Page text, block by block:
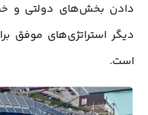
دادن بخش‌های دولتی و
دیگر استراتژی‌های موفق
است.